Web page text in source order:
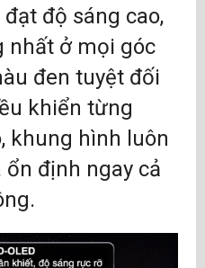
độ sáng cao,
nhất ở mọi góc
đen tuyệt đối
khiển từng
khung hình luôn
ổn định ngay cả